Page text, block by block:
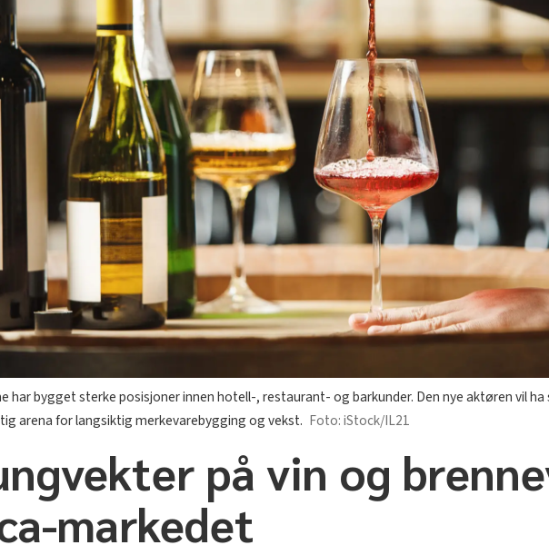
har bygget sterke posisjoner innen hotell-, restaurant- og barkunder. Den nye aktøren vil
arena for langsiktig merkevarebygging og vekst.
iStock/IL21
på vin og
markedet